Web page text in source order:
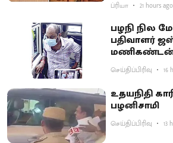
ப்ரியா 21 hours ago
பழநி நில
பதிவாளர்
மணிகண்டன்
செய்திப்பிரிவு 16
உதயநிதி
பழனிசாமி
செய்திப்பிரிவு 13